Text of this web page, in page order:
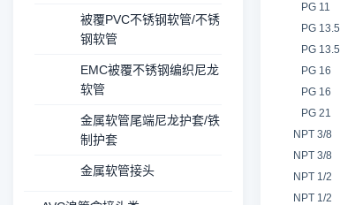
被覆PVC不锈钢软管/不锈
钢软管
EMC被覆不锈钢编织尼龙
软管
金属软管尾端尼龙护套/铁
制护套
金属软管接头
PG 11
PG 13.5
PG 13.5
PG 16
PG 16
PG 21
NPT 3/8
NPT 3/8
NPT 1/2
NPT 1/2